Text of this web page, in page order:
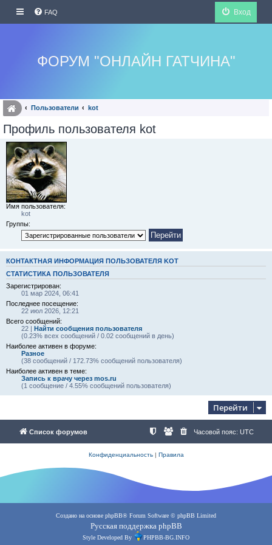
FAQ Вход
ФОРУМ "ОНЛАЙН ГАТЧИНА"
Пользователи kot
Профиль пользователя kot
Имя пользователя:
kot
Группы:
КОНТАКТНАЯ ИНФОРМАЦИЯ ПОЛЬЗОВАТЕЛЯ KOT
СТАТИСТИКА ПОЛЬЗОВАТЕЛЯ
Зарегистрирован:
01 мар 2024, 06:41
Последнее посещение:
22 июл 2026, 12:21
Всего сообщений:
22 | Найти сообщения пользователя
(0.23% всех сообщений / 0.02 сообщений в день)
Наиболее активен в форуме:
Разное
(38 сообщений / 172.73% сообщений пользователя)
Наиболее активен в теме:
Запись к врачу через mos.ru
(1 сообщение / 4.55% сообщений пользователя)
Перейти
Список форумов Часовой пояс: UTC
Конфиденциальность| Правила
Создано на основе phpBB® Forum Software © phpBB Limited
Русская поддержка phpBB
Style Developed By PHPBB-BG.INFO